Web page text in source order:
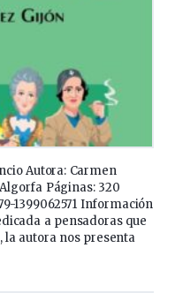
Autora: Carmen
Páginas: 320
1399062571 Información
a pensadoras que
autora nos presenta